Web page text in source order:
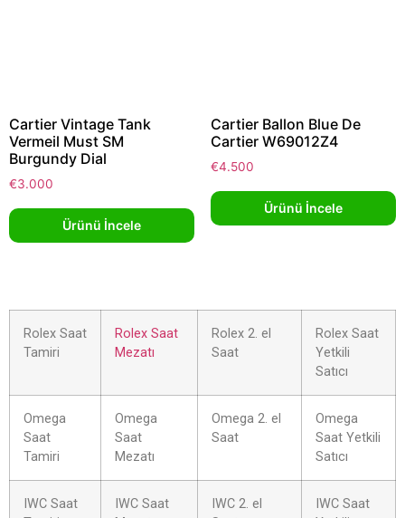
Cartier Vintage Tank
Vermeil Must SM
Burgundy Dial
€3.000
Ürünü İncele
Cartier Ballon Blue De
Cartier W69012Z4
€4.500
Ürünü İncele
Rolex Saat
Tamiri
Rolex Saat
Mezatı
Rolex 2. el
Saat
Rolex Saat
Yetkili
Satıcı
Omega
Saat
Tamiri
Omega
Saat
Mezatı
Omega 2. el
Saat
Omega
Saat Yetkili
Satıcı
IWC Saat
IWC Saat
IWC 2. el
IWC Saat